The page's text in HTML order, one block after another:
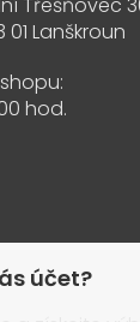
Třešňovec
01 Lanškroun
hod.
účet?